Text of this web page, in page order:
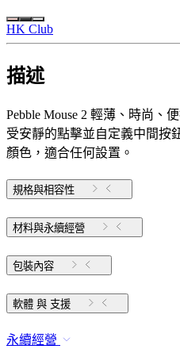
HK Club
描述
Pebble Mouse 2 輕薄、時尚、
受安靜的點擊並自定義中間按
顏色，適合任何設置。
規格與相容性
材料與永續經營
包裝內容
軟體 與 支援
永續經營